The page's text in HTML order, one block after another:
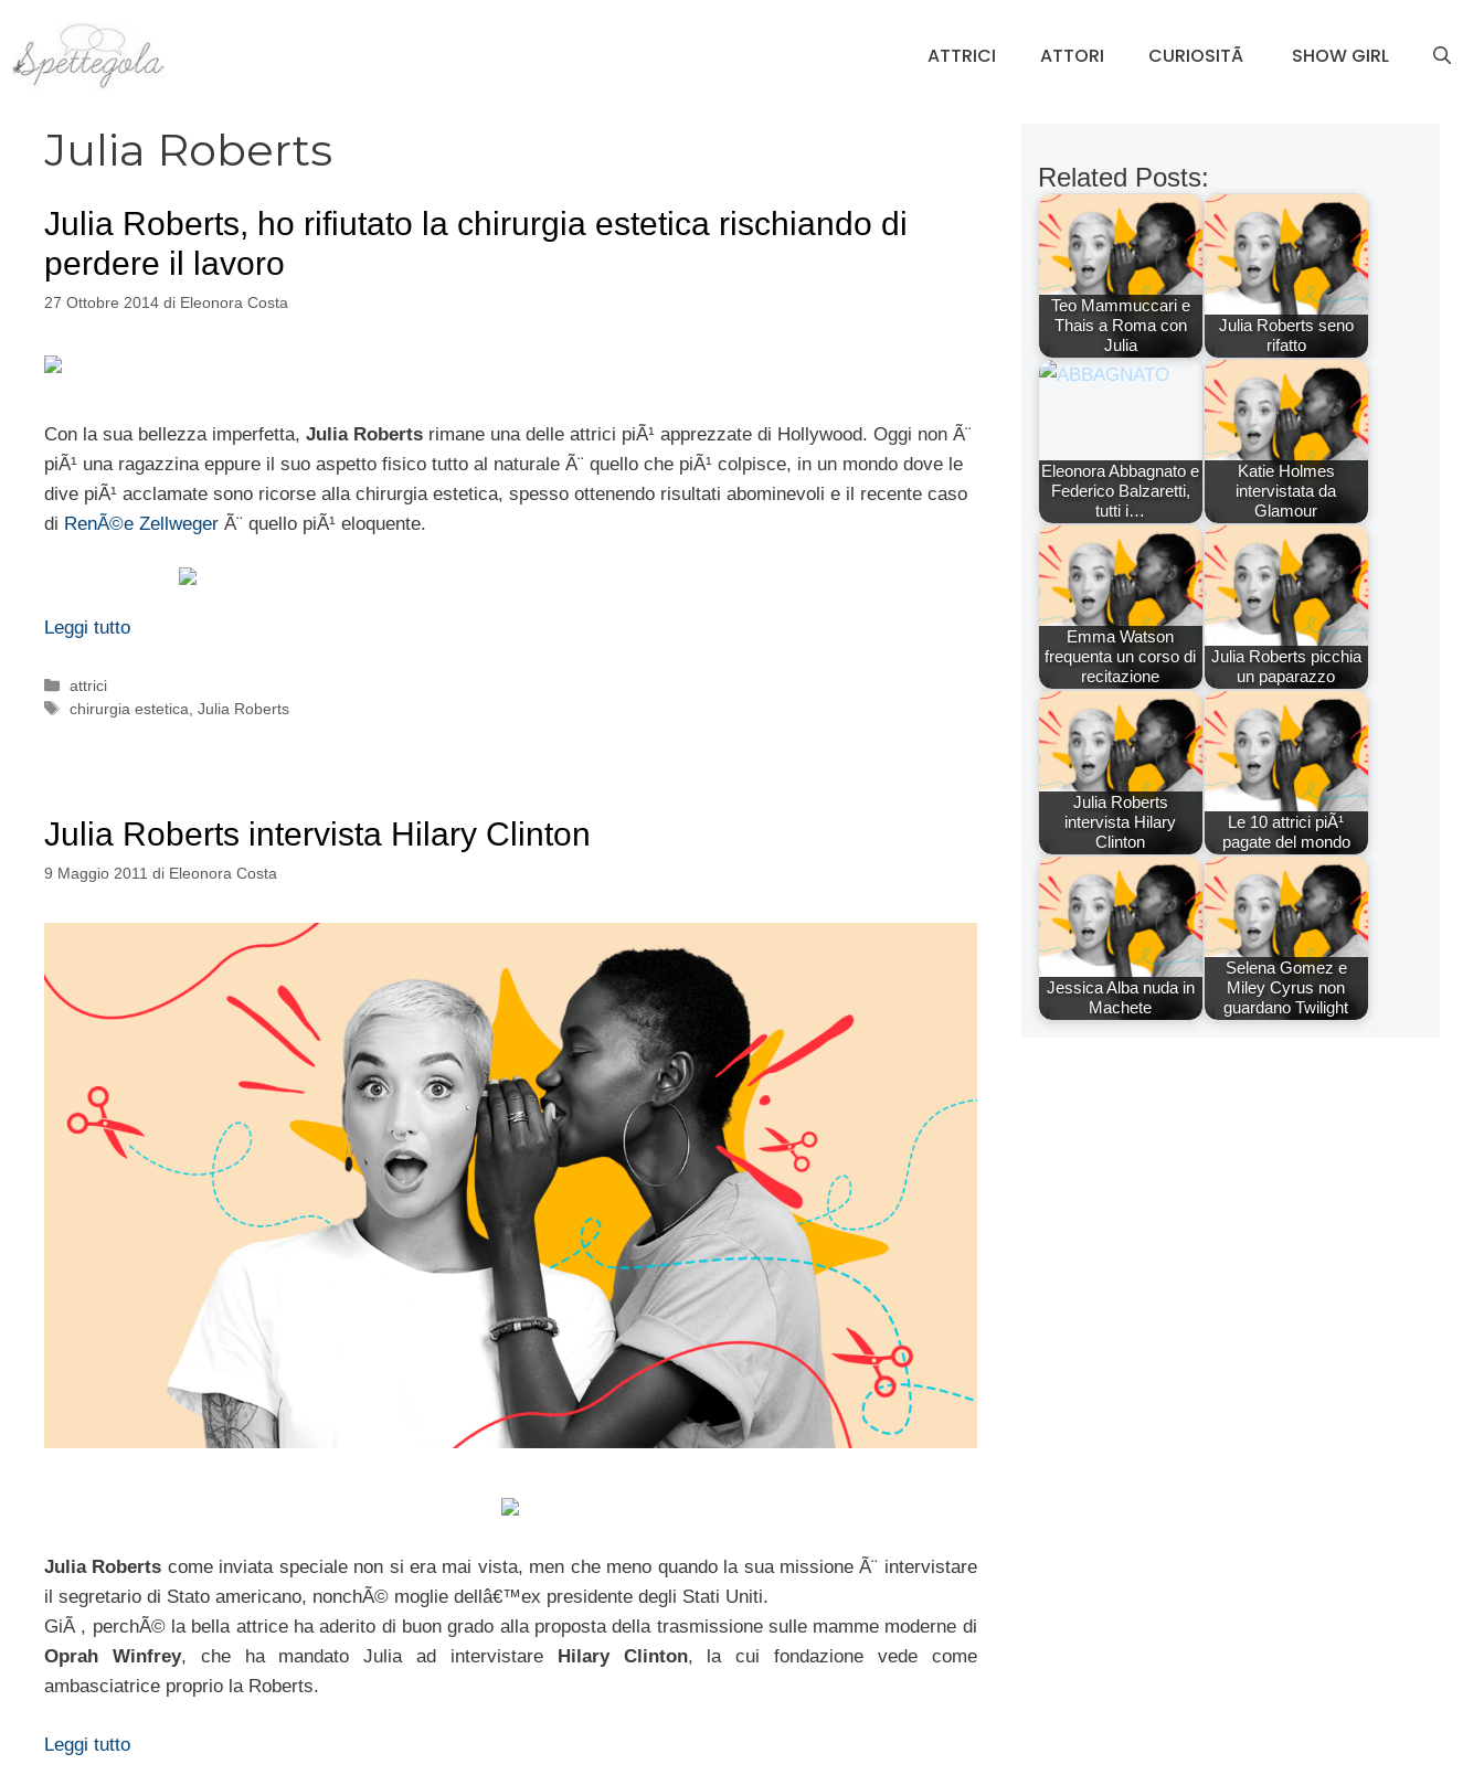
contenuto
ATTRICI ATTORI CURIOSITÃ SHOW GIRL
Julia Roberts
Julia Roberts, ho rifiutato la chirurgia estetica rischiando di
perdere il lavoro
27 Ottobre 2014 di Eleonora Costa
Con la sua bellezza imperfetta, Julia Roberts rimane una delle attrici piÃ¹ apprezzate di Hollywood. Oggi non Ã¨
piÃ¹ una ragazzina eppure il suo aspetto fisico tutto al naturale Ã¨ quello che piÃ¹ colpisce, in un mondo dove le
dive piÃ¹ acclamate sono ricorse alla chirurgia estetica, spesso ottenendo risultati abominevoli e il recente caso
di RenÃ©e Zellweger Ã¨ quello piÃ¹ eloquente.
Leggi tutto
Categorie
attrici
Tag
chirurgia estetica ,Julia Roberts
Julia Roberts intervista Hilary Clinton
9 Maggio 2011 di Eleonora Costa
Julia Roberts come inviata speciale non si era mai vista, men che meno quando la sua missione Ã¨ intervistare
il segretario di Stato americano, nonchÃ© moglie dellâ€™ex presidente degli Stati Uniti.
GiÃ , perchÃ© la bella attrice ha aderito di buon grado alla proposta della trasmissione sulle mamme moderne di
Oprah Winfrey, che ha mandato Julia ad intervistareHilary Clinton, la cui fondazione vede come
ambasciatrice proprio la Roberts.
Leggi tutto
Related Posts:
Teo Mammuccari e
Thais a Roma con
Julia
Julia Roberts seno
rifatto
Eleonora Abbagnato e
Federico Balzaretti,
tutti i…
Katie Holmes
intervistata da
Glamour
Emma Watson
frequenta un corso di
recitazione
Julia Roberts picchia
un paparazzo
Julia Roberts
intervista Hilary
Clinton
Le 10 attrici piÃ¹
pagate del mondo
Jessica Alba nuda in
Machete
Selena Gomez e
Miley Cyrus non
guardano Twilight